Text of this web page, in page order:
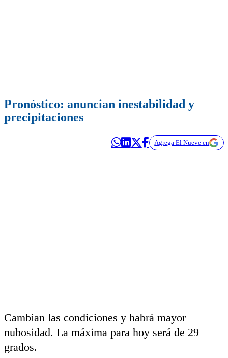
Pronóstico: anuncian inestabilidad y
precipitaciones
Agrega El Nueve en
Cambian las condiciones y habrá mayor
nubosidad. La máxima para hoy será de 29
grados.